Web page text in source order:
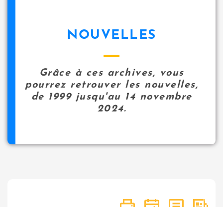
NOUVELLES
Grâce à ces archives, vous
pourrez retrouver les nouvelles,
de 1999 jusqu'au 14 novembre
2024.